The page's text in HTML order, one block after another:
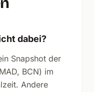
dabei?
Snapshot der
BCN) im
Andere